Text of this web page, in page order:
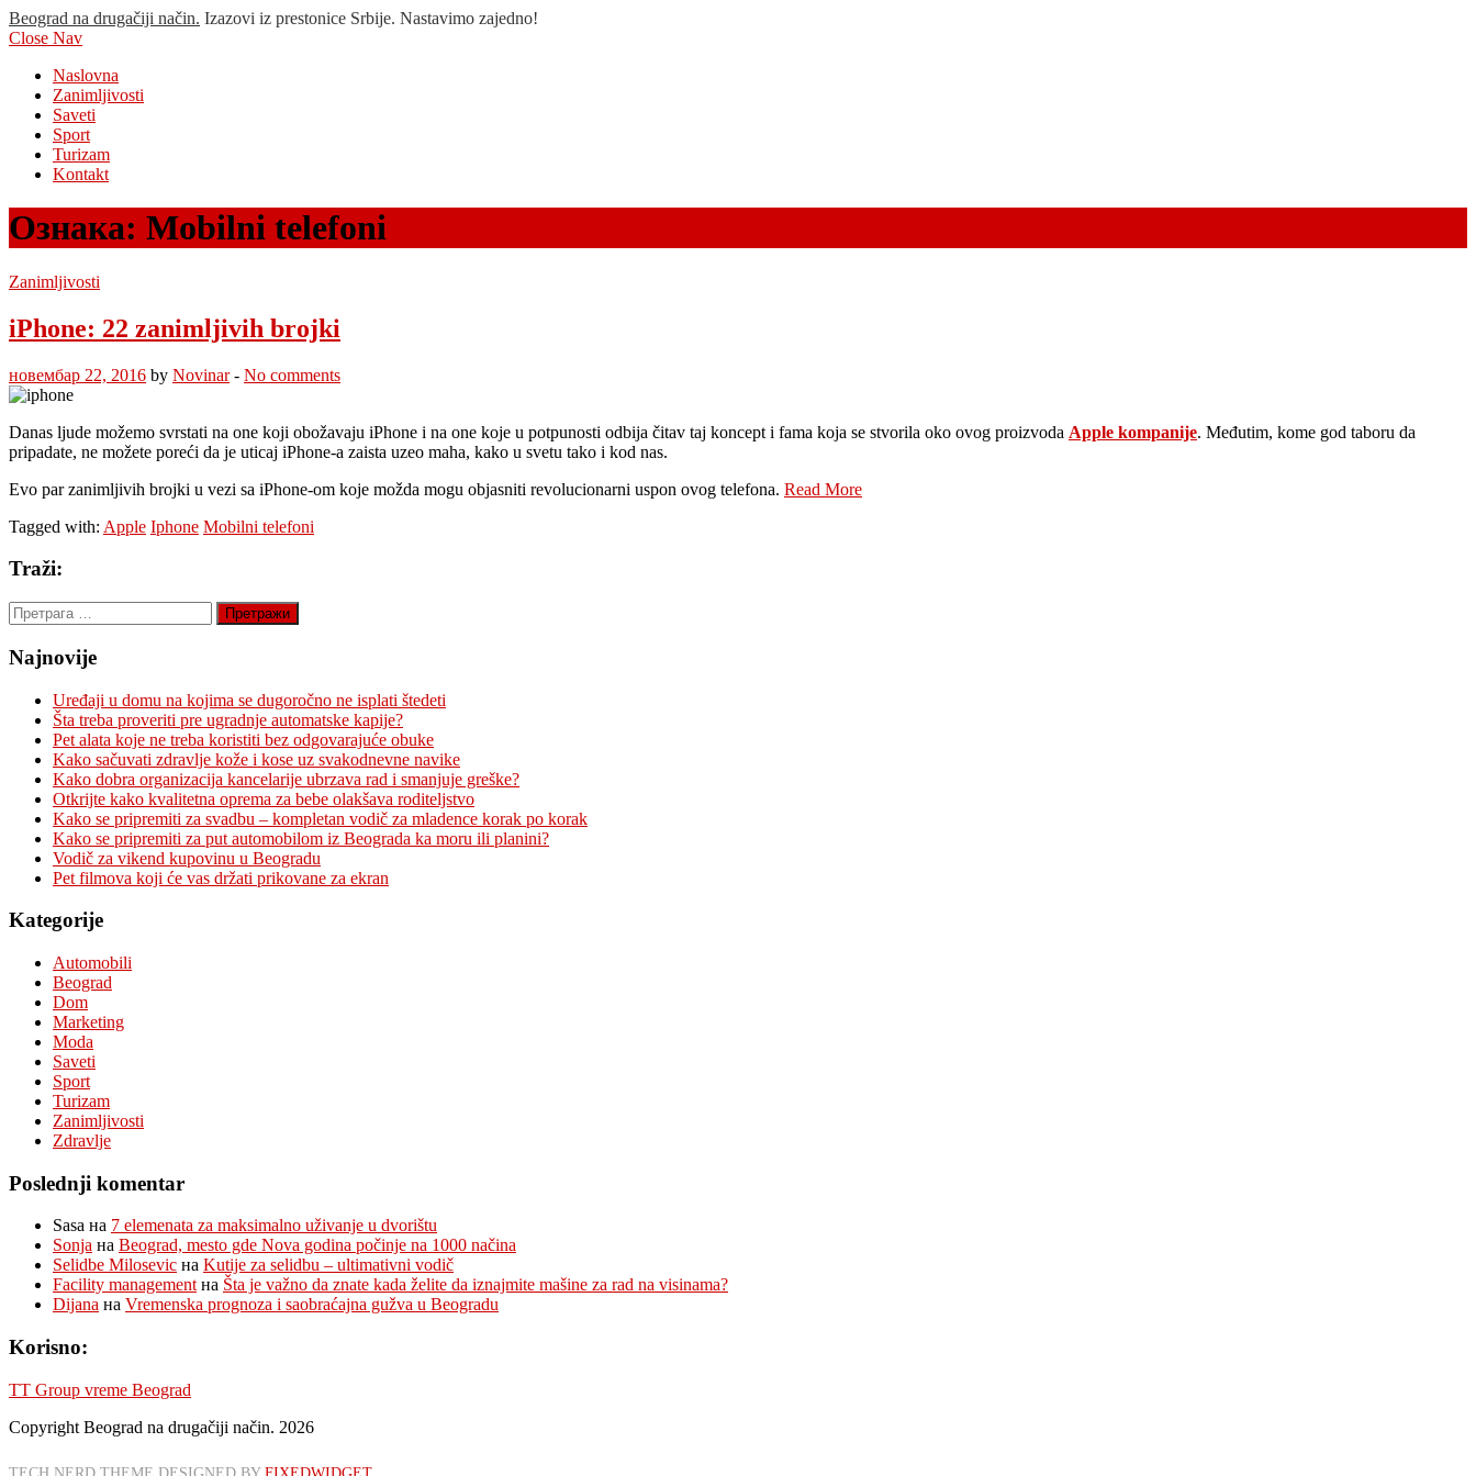
Beograd na drugačiji način. Izazovi iz prestonice Srbije. Nastavimo zajedno!
Close Nav
Naslovna
Zanimljivosti
Saveti
Sport
Turizam
Kontakt
Ознака: Mobilni telefoni
Zanimljivosti
iPhone: 22 zanimljivih brojki
новембар 22, 2016 by Novinar- No comments
Danas ljude možemo svrstati na one koji obožavaju iPhone i na one koje u potpunosti odbija čitav taj koncept i fama koja se stvorila oko ovog proizvoda Apple kompanije. Međutim, kome god taboru da
pripadate, ne možete poreći da je uticaj iPhone-a zaista uzeo maha, kako u svetu tako i kod nas.
Evo par zanimljivih brojki u vezi sa iPhone-om koje možda mogu objasniti revolucionarni uspon ovog telefona. Read More
Tagged with: Apple Iphone Mobilni telefoni
Traži:
Претрага
за:
Najnovije
Uređaji u domu na kojima se dugoročno ne isplati štedeti
Šta treba proveriti pre ugradnje automatske kapije?
Pet alata koje ne treba koristiti bez odgovarajuće obuke
Kako sačuvati zdravlje kože i kose uz svakodnevne navike
Kako dobra organizacija kancelarije ubrzava rad i smanjuje greške?
Otkrijte kako kvalitetna oprema za bebe olakšava roditeljstvo
Kako se pripremiti za svadbu – kompletan vodič za mladence korak po korak
Kako se pripremiti za put automobilom iz Beograda ka moru ili planini?
Vodič za vikend kupovinu u Beogradu
Pet filmova koji će vas držati prikovane za ekran
Kategorije
Automobili
Beograd
Dom
Marketing
Moda
Saveti
Sport
Turizam
Zanimljivosti
Zdravlje
Poslednji komentar
Sasa на 7 elemenata za maksimalno uživanje u dvorištu
Sonja на Beograd, mesto gde Nova godina počinje na 1000 načina
Selidbe Milosevic на Kutije za selidbu – ultimativni vodič
Facility managementна Šta je važno da znate kada želite da iznajmite mašine za rad na visinama?
Dijana на Vremenska prognoza i saobraćajna gužva u Beogradu
Korisno:
TT Group vreme Beograd
Copyright Beograd na drugačiji način. 2026